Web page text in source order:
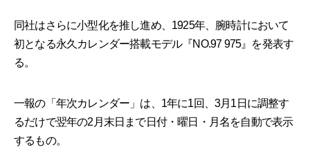
同社はさらに小型化を推し進め、1925年、腕時計において
初となる永久カレンダー搭載モデル『NO.97 975』を発表す
る。
一報の「年次カレンダー」は、1年に1回、3月1日に調整す
るだけで翌年の2月末日まで日付・曜日・月名を自動で表示
するもの。